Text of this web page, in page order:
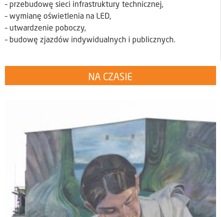
– przebudowę sieci infrastruktury technicznej,
– wymianę oświetlenia na LED,
– utwardzenie poboczy,
– budowę zjazdów indywidualnych i publicznych.
NA CZASIE